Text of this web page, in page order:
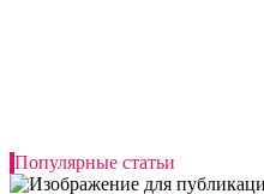
Популярные статьи